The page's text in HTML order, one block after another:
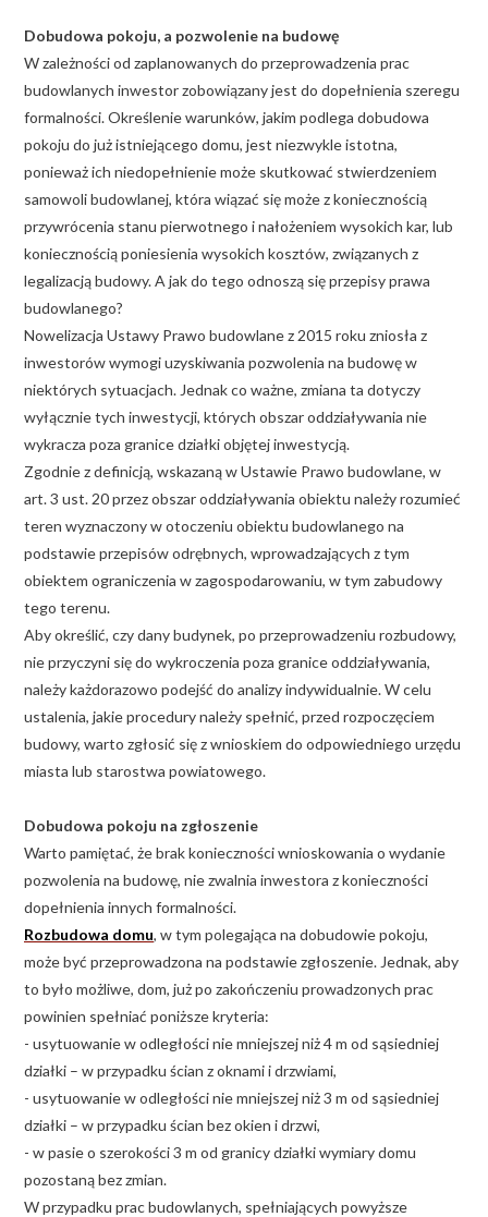
Dobudowa pokoju, a pozwolenie na budowę
W zależności od zaplanowanych do przeprowadzenia prac
budowlanych inwestor zobowiązany jest do dopełnienia szeregu
formalności. Określenie warunków, jakim podlega dobudowa
pokoju do już istniejącego domu, jest niezwykle istotna,
ponieważ ich niedopełnienie może skutkować stwierdzeniem
samowoli budowlanej, która wiązać się może z koniecznością
przywrócenia stanu pierwotnego i nałożeniem wysokich kar, lub
koniecznością poniesienia wysokich kosztów, związanych z
legalizacją budowy. A jak do tego odnoszą się przepisy prawa
budowlanego?
Nowelizacja Ustawy Prawo budowlane z 2015 roku zniosła z
inwestorów wymogi uzyskiwania pozwolenia na budowę w
niektórych sytuacjach. Jednak co ważne, zmiana ta dotyczy
wyłącznie tych inwestycji, których obszar oddziaływania nie
wykracza poza granice działki objętej inwestycją.
Zgodnie z definicją, wskazaną w Ustawie Prawo budowlane, w
art. 3 ust. 20 przez obszar oddziaływania obiektu należy rozumieć
teren wyznaczony w otoczeniu obiektu budowlanego na
podstawie przepisów odrębnych, wprowadzających z tym
obiektem ograniczenia w zagospodarowaniu, w tym zabudowy
tego terenu.
Aby określić, czy dany budynek, po przeprowadzeniu rozbudowy,
nie przyczyni się do wykroczenia poza granice oddziaływania,
należy każdorazowo podejść do analizy indywidualnie. W celu
ustalenia, jakie procedury należy spełnić, przed rozpoczęciem
budowy, warto zgłosić się z wnioskiem do odpowiedniego urzędu
miasta lub starostwa powiatowego.
Dobudowa pokoju na zgłoszenie
Warto pamiętać, że brak konieczności wnioskowania o wydanie
pozwolenia na budowę, nie zwalnia inwestora z konieczności
dopełnienia innych formalności.
Rozbudowa domu, w tym polegająca na dobudowie pokoju,
może być przeprowadzona na podstawie zgłoszenie. Jednak, aby
to było możliwe, dom, już po zakończeniu prowadzonych prac
powinien spełniać poniższe kryteria:
- usytuowanie w odległości nie mniejszej niż 4 m od sąsiedniej
działki – w przypadku ścian z oknami i drzwiami,
- usytuowanie w odległości nie mniejszej niż 3 m od sąsiedniej
działki – w przypadku ścian bez okien i drzwi,
- w pasie o szerokości 3 m od granicy działki wymiary domu
pozostaną bez zmian.
W przypadku prac budowlanych, spełniających powyższe